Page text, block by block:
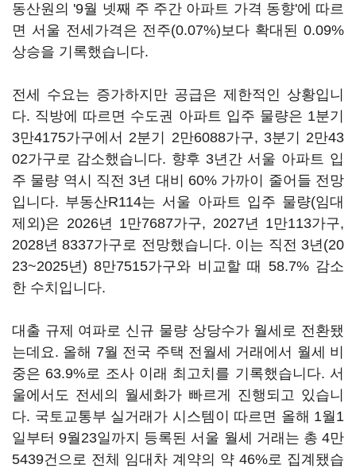
동산원의 '9월 넷째 주 주간 아파트 가격 동향'에 따르
면 서울 전세가격은 전주(0.07%)보다 확대된 0.09%
상승을 기록했습니다.
전세 수요는 증가하지만 공급은 제한적인 상황입니
다. 직방에 따르면 수도권 아파트 입주 물량은 1분기
3만4175가구에서 2분기 2만6088가구, 3분기 2만43
02가구로 감소했습니다. 향후 3년간 서울 아파트 입
주 물량 역시 직전 3년 대비 60% 가까이 줄어들 전망
입니다. 부동산R114는 서울 아파트 입주 물량(임대
제외)은 2026년 1만7687가구, 2027년 1만113가구,
2028년 8337가구로 전망했습니다. 이는 직전 3년(20
23~2025년) 8만7515가구와 비교할 때 58.7% 감소
한 수치입니다.
대출 규제 여파로 신규 물량 상당수가 월세로 전환됐
는데요. 올해 7월 전국 주택 전월세 거래에서 월세 비
중은 63.9%로 조사 이래 최고치를 기록했습니다. 서
울에서도 전세의 월세화가 빠르게 진행되고 있습니
다. 국토교통부 실거래가 시스템이 따르면 올해 1월1
일부터 9월23일까지 등록된 서울 월세 거래는 총 4만
5439건으로 전체 임대차 계약의 약 46%로 집계됐습